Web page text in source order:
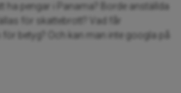
ha pengar i Panama? Borde anställda
för skattebrott? Vad får
för betyg? Och kan man inte googla på